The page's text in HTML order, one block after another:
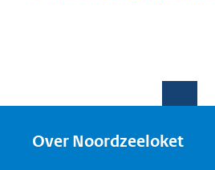
Over Noordzeeloket